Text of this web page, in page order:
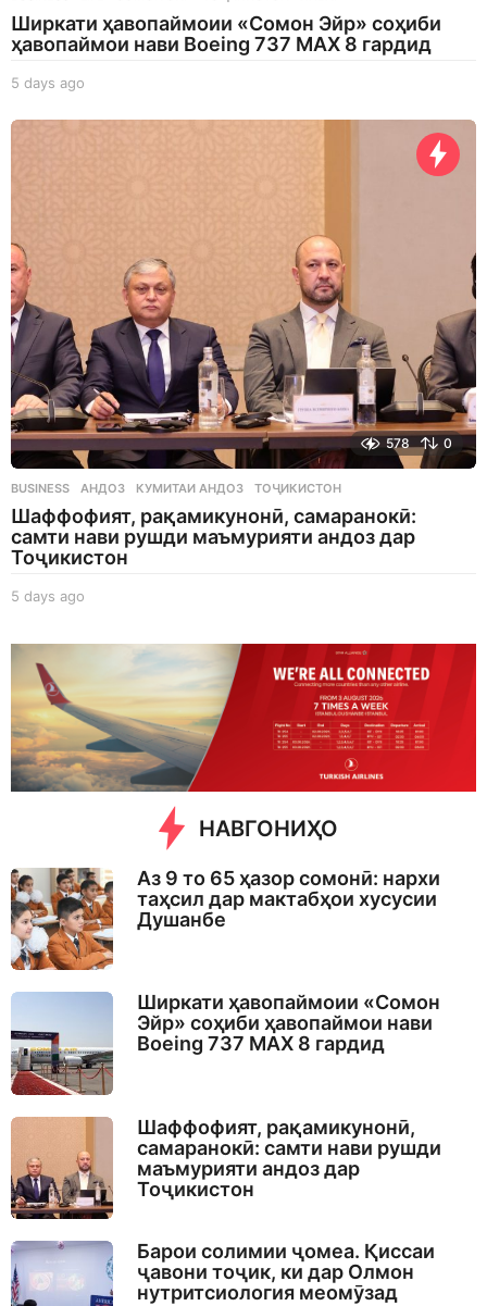
Ширкати ҳавопаймоии «Сомон Эйр» соҳиби
ҳавопаймои нави Boeing 737 MAX 8 гардид
5 days ago
a
578 0
BUSINESS АНДОЗ ,КУМИТАИ АНДОЗ ,ТОҶИКИСТОН
Шаффофият, рақамикунонӣ, самаранокӣ:
самти нави рушди маъмурияти андоз дар
Тоҷикистон
5 days ago
g
o
НАВГОНИҲО
Аз 9 то 65 ҳазор сомонӣ: нархи
таҳсил дар мактабҳои хусусии
Душанбе
Ширкати ҳавопаймоии «Сомон
Эйр» соҳиби ҳавопаймои нави
Boeing 737 MAX 8 гардид
Шаффофият, рақамикунонӣ,
самаранокӣ: самти нави рушди
маъмурияти андоз дар
Тоҷикистон
Барои солимии ҷомеа. Қиссаи
ҷавони тоҷик, ки дар Олмон
нутритсиология меомӯзад